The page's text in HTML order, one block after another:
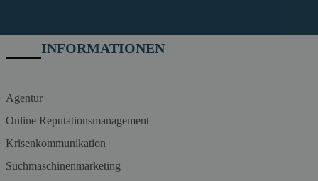
INFORMATIONEN
Agentur
Online Reputationsmanagement
Krisenkommunikation
Suchmaschinenmarketing